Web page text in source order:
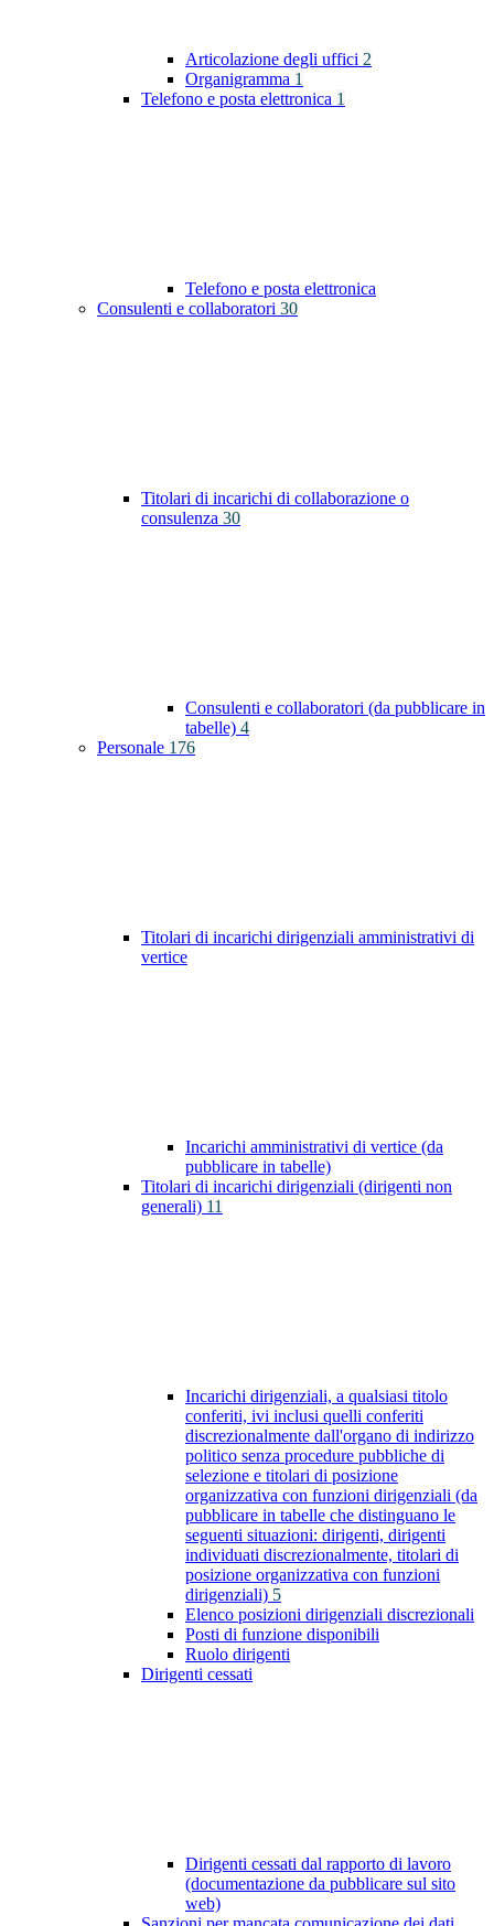
Articolazione degli uffici 2
Organigramma 1
Telefono e posta elettronica 1
Telefono e posta elettronica
Consulenti e collaboratori 30
Titolari di incarichi di collaborazione o
consulenza 30
Consulenti e collaboratori (da pubblicare in
tabelle) 4
Personale 176
Titolari di incarichi dirigenziali amministrativi di
vertice
Incarichi amministrativi di vertice (da
pubblicare in tabelle)
Titolari di incarichi dirigenziali (dirigenti non
generali) 11
Incarichi dirigenziali, a qualsiasi titolo
conferiti, ivi inclusi quelli conferiti
discrezionalmente dall'organo di indirizzo
politico senza procedure pubbliche di
selezione e titolari di posizione
organizzativa con funzioni dirigenziali (da
pubblicare in tabelle che distinguano le
seguenti situazioni: dirigenti, dirigenti
individuati discrezionalmente, titolari di
posizione organizzativa con funzioni
dirigenziali) 5
Elenco posizioni dirigenziali discrezionali
Posti di funzione disponibili
Ruolo dirigenti
Dirigenti cessati
Dirigenti cessati dal rapporto di lavoro
(documentazione da pubblicare sul sito
web)